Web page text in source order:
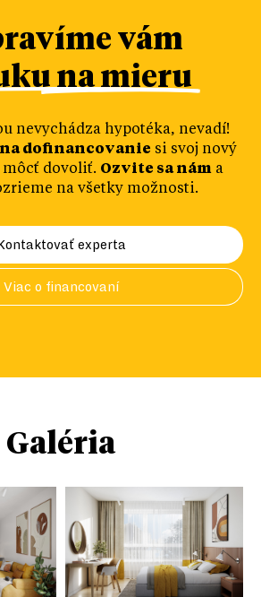
vám
na mieru
nevychádza hypotéka, nevadí!
dofinancovanie si svoj nový
môcť dovoliť. Ozvite sa náma
na všetky možnosti.
experta
Viac o financovaní
Galéria